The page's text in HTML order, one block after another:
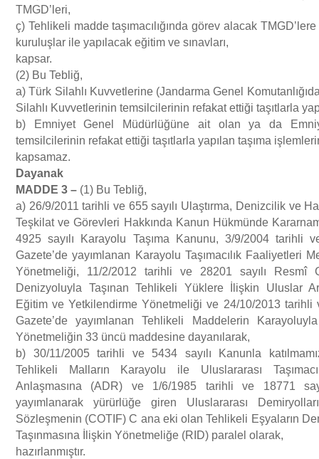
Atık Yönetimi Yönetmeliği
Su Kirliliği Kontrolü Yönetmeliği
Tıbbi Atıkların Kontrolü Yönetmeliği
Sanayi Kaynaklı Hava Kirliliği Kontrol Yönetmeliği
Sera Gazı Emisyonlarının Takibi Hakkında Yönetmelik
Ozon Tabakasını İncelten Maddelere İlişkin Yönetmelik
Karayolu Taşıma Yönetmeliği
Tehlikeli Madde Faaliyet Belgesi Düzenlenmesine İlişkin Usul ve
Esaslar Hakkında Yönerge
TMGD’leri,
ç) Tehlikeli madde taşımacılığında görev alacak
kuruluşlar ile yapılacak eğitim ve sınavları,
kapsar.
(2) Bu Tebliğ,
a) Türk Silahlı Kuvvetlerine (Jandarma Genel
Silahlı Kuvvetlerinin temsilcilerinin refakat ettiği taşıtlarla
b) Emniyet Genel Müdürlüğüne ait olan ya da
temsilcilerinin refakat ettiği taşıtlarla yapılan taşıma
kapsamaz.
Dayanak
MADDE 3 – (1) Bu Tebliğ,
a) 26/9/2011 tarihli ve 655 sayılı Ulaştırma, Denizcilik ve
Teşkilat ve Görevleri Hakkında Kanun Hükmünde
4925 sayılı Karayolu Taşıma Kanunu, 3/9/2004 tarihli
Gazete’de yayımlanan Karayolu Taşımacılık Faaliyetleri
Yönetmeliği, 11/2/2012 tarihli ve 28201 sayılı Resmî
Denizyoluyla Taşınan Tehlikeli Yüklere İlişkin Uluslar
Eğitim ve Yetkilendirme Yönetmeliği ve 24/10/2013 tarihli
Gazete’de yayımlanan Tehlikeli Maddelerin Karayoluyla
Yönetmeliğin 33 üncü maddesine dayanılarak,
b) 30/11/2005 tarihli ve 5434 sayılı Kanunla
Tehlikeli Malların Karayolu ile Uluslararası
Anlaşmasına (ADR) ve 1/6/1985 tarihli ve 18771
yayımlanarak yürürlüğe giren Uluslararası
Sözleşmenin (COTIF) C ana eki olan Tehlikeli Eşyaların
Taşınmasına İlişkin Yönetmeliğe (RID) paralel olarak,
hazırlanmıştır.